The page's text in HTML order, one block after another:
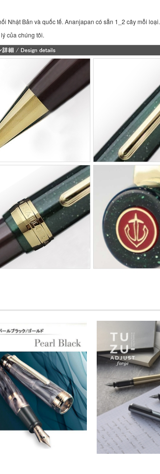
Nhật Bản và quốc tế. Ananjapan có sẵn 1_2 cây mỗi loại.
của chúng tôi.